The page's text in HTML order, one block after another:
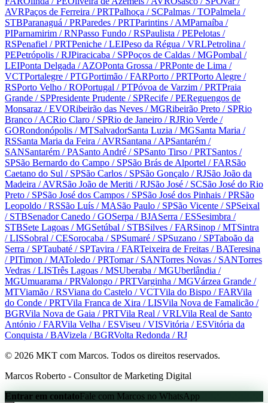
AVRPaços de Ferreira / PRTPalhoça / SCPalmas / TOPalmela /
STBParanaguá / PRParedes / PRTParintins / AMParnaíba /
PIParnamirim / RNPasso Fundo / RSPaulista / PEPelotas /
RSPenafiel / PRTPeniche / LEIPeso da Régua / VRLPetrolina /
PEPetrópolis / RJPiracicaba / SPPoços de Caldas / MGPombal /
LEIPonta Delgada / AZOPonta Grossa / PRPonte de Lima /
VCTPortalegre / PTGPortimão / FARPorto / PRTPorto Alegre /
RSPorto Velho / ROPortugal / PTPóvoa de Varzim / PRTPraia
Grande / SPPresidente Prudente / SPRecife / PEReguengos de
Monsaraz / EVORibeirão das Neves / MGRibeirão Preto / SPRio
Branco / ACRio Claro / SPRio de Janeiro / RJRio Verde /
GORondonópolis / MTSalvadorSanta Luzia / MGSanta Maria /
RSSanta Maria da Feira / AVRSantana / APSantarém /
SANSantarém / PASanto André / SPSanto Tirso / PRTSantos /
SPSão Bernardo do Campo / SPSão Brás de Alportel / FARSão
Caetano do Sul / SPSão Carlos / SPSão Gonçalo / RJSão João da
Madeira / AVRSão João de Meriti / RJSão José / SCSão José do Rio
Preto / SPSão José dos Campos / SPSão José dos Pinhais / PRSão
Leopoldo / RSSão Luís / MASão Paulo / SPSão Vicente / SPSeixal
/ STBSenador Canedo / GOSerpa / BJASerra / ESSesimbra /
STBSete Lagoas / MGSetúbal / STBSilves / FARSinop / MTSintra
/ LISSobral / CESorocaba / SPSumaré / SPSuzano / SPTaboão da
Serra / SPTaubaté / SPTavira / FARTeixeira de Freitas / BATeresina
/ PITimon / MAToledo / PRTomar/ SANTorres Novas / SANTorres
Vedras / LISTrês Lagoas / MSUberaba / MGUberlândia /
MGUmuarama / PRValongo / PRTVarginha / MGVárzea Grande /
MTViamão / RSViana do Castelo / VCTVila do Bispo / FARVila
do Conde / PRTVila Franca de Xira / LISVila Nova de Famalicão /
BGRVila Nova de Gaia / PRTVila Real / VRLVila Real de Santo
António / FARVila Velha / ESViseu / VISVitória / ESVitória da
Conquista / BAVizela / BGRVolta Redonda / RJ
© 2026 MKT com Marcos. Todos os direitos reservados.
Marcos Roberto - Consultor de Marketing Digital
Entrar em contatoFale com Marcos no WhatsApp